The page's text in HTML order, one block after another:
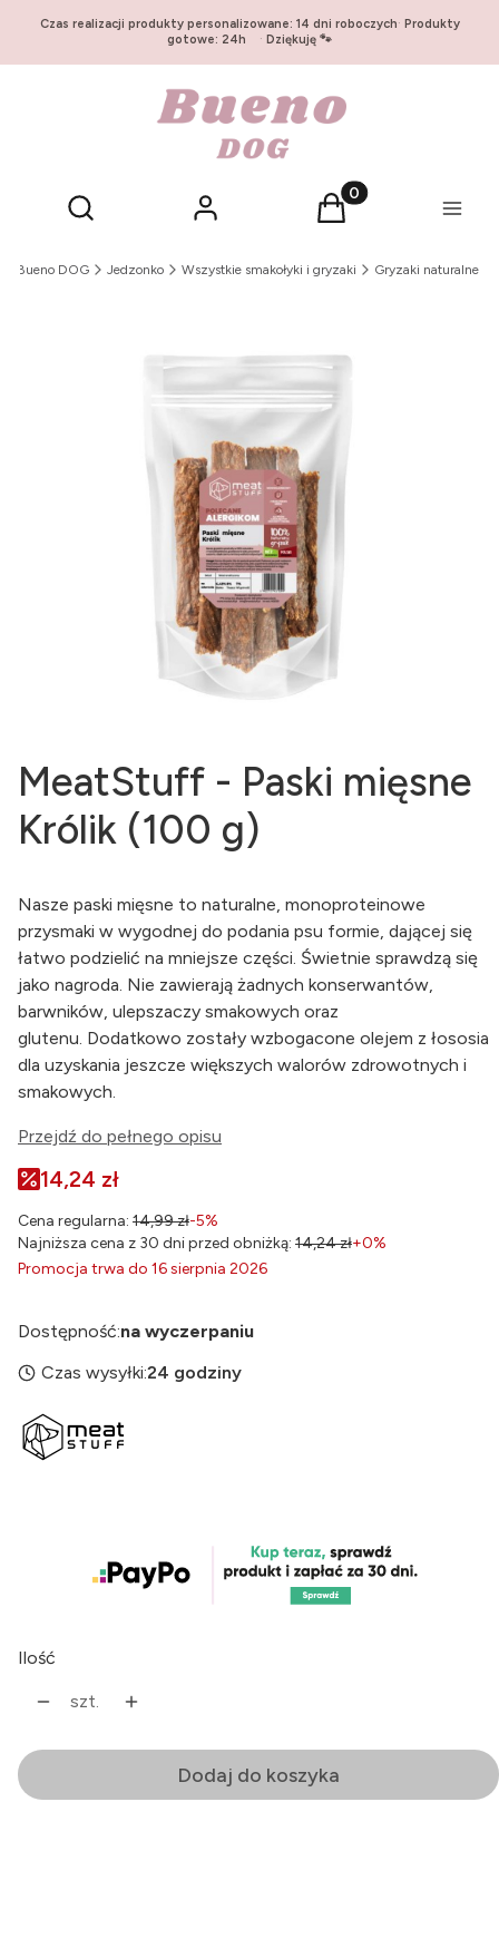
Czas realizacji produkty personalizowane: 14 dni roboczych· Produkty
gotowe: 24h · Dziękuję 🐾
Otwórz wyszukiwarkę
Szukaj Zaloguj się Produkty w
Koszyk Menu
Bueno DOG Jedzonko Wszystkie smakołyki i gryzaki Gryzaki naturalne
MeatStuff - Paski mięsne
Królik (100 g)
Nasze paski mięsne to naturalne, monoproteinowe
przysmaki w wygodnej do podania psu formie, dającej się
łatwo podzielić na mniejsze części. Świetnie sprawdzą się
jako nagroda. Nie zawierają żadnych konserwantów,
barwników, ulepszaczy smakowych oraz
glutenu. Dodatkowo zostały wzbogacone olejem z łososia
dla uzyskania jeszcze większych walorów zdrowotnych i
smakowych.
Przejdź do pełnego opisu
14,24 zł
Cena regularna: 14,99 zł-5%
Najniższa cena z 30 dni przed obniżką: 14,24 zł+0%
Promocja trwa do 16 sierpnia 2026
Dostępność:na wyczerpaniu
Czas wysyłki:24 godziny
Ilość
szt.
Dodaj do koszyka